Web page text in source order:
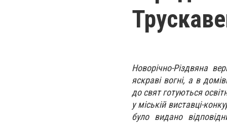
Новорічно-Різдвяна
яскраві вогні, а в
до свят готуються
у міській виставці-
було видано